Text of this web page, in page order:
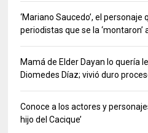
‘Mariano Saucedo’, el personaje
periodistas que se la ‘montaron’
Mamá de Elder Dayan lo quería
Diomedes Díaz; vivió duro
Conoce a los actores y
hijo del Cacique’